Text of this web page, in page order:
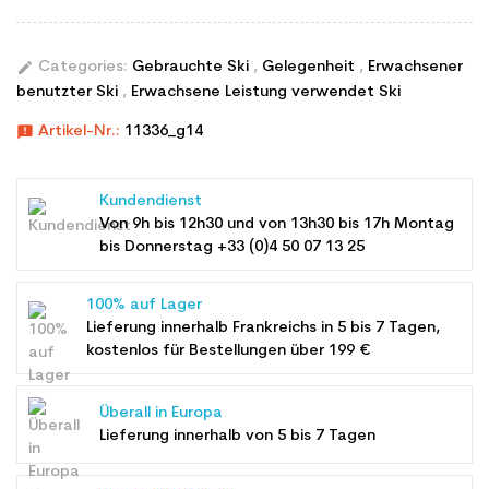
edit Categories: Gebrauchte Ski , Gelegenheit , Erwachsener
benutzter Ski , Erwachsene Leistung verwendet Ski
announcement Artikel-Nr.: 11336_g14
Kundendienst
Von 9h bis 12h30 und von 13h30 bis 17h Montag
bis Donnerstag +33 (0)4 50 07 13 25
100% auf Lager
Lieferung innerhalb Frankreichs in 5 bis 7 Tagen,
kostenlos für Bestellungen über 199 €
Überall in Europa
Lieferung innerhalb von 5 bis 7 Tagen